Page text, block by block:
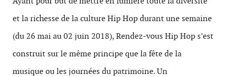
et la richesse de la culture Hip Hop durant une semaine
(du 26 mai au 02 juin 2018), Rendez-vous Hip Hop s’est
construit sur le même principe que la fête de la
musique ou les journées du patrimoine. Un